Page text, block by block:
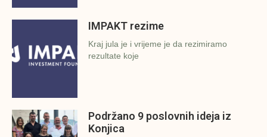
IMPAKT rezime
Kraj jula je i vrijeme je da rezimiramo
rezultate koje
Podržano 9 poslovnih ideja iz
Konjica